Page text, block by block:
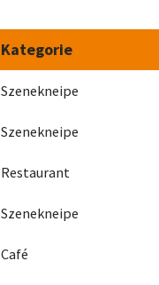
Kategorie
Szenekneipe
Szenekneipe
Restaurant
Szenekneipe
Café